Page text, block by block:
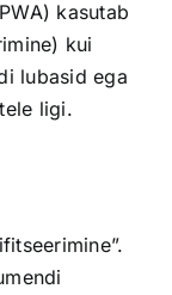
kasutab
kui
lubasid ega
ligi.